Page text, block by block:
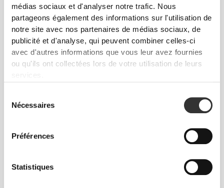
médias sociaux et d'analyser notre trafic. Nous
partageons également des informations sur l'utilisation de
notre site avec nos partenaires de médias sociaux, de
publicité et d'analyse, qui peuvent combiner celles-ci
avec d'autres informations que vous leur avez fournies
ou qu'ils ont collectées lors de votre utilisation de leurs
services.
Nécessaires
Préférences
Statistiques
Riz de Konjac 270 g
4 x Fonds de Pizza Ultra-Fins
Omelette Protéinée de Blanc
d'Œuf - Classique 400 g
Ketchup Original Zero 355 g